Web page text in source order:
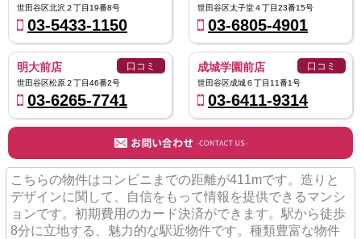
世田谷区北沢２丁目19番8号
03-5433-1150
世田谷区太子堂４丁目23番15号
03-6805-4901
明大前店
世田谷区松原２丁目46番2号
口コミ
03-6265-7741
成城学園前店
世田谷区成城６丁目11番1号
口コミ
03-6411-9314
こちらの物件はコンビニまでの距離が411mです。造りと
デザインに関して、自信をもって情報を提供できるマンシ
ョンです。初期費用のカード決済ができます。駅から徒歩
8分に立地する、魅力的な駅近物件です。種類豊富な物件